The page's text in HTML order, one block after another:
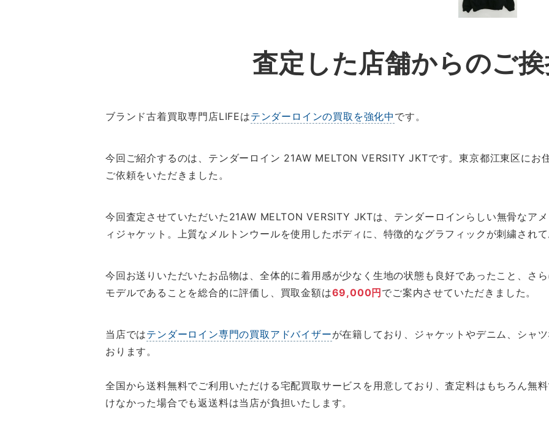
査定した店舗からのご
ブランド古着買取専門店LIFEはテンダーロインの買取を強化中 です。
今回ご紹介するのは、テンダーロイン 21AW MELTON VERSITY JKTです。東京都江東区にお
ご依頼をいただきました。
今回査定させていただいた21AW MELTON VERSITY JKTは、テンダーロインらしい無骨なア
ィジャケット。上質なメルトンウールを使用したボディに、特徴的なグラフィックが刺繍され
今回お送りいただいたお品物は、全体的に着用感が少なく生地の状態も良好であったこと、さ
モデルであることを総合的に評価し、買取金額は69,000円 でご案内させていただきました。
当店ではテンダーロイン専門の買取アドバイザーが在籍しており、ジャケットやデニム、シャ
おります。
全国から送料無料でご利用いただける宅配買取サービスを用意しており、査定料はもちろん無
けなかった場合でも返送料は当店が負担いたします。